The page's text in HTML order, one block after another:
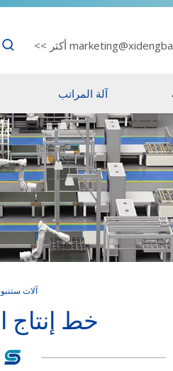
أكثر >>
آلة المراتب
آلات
خط إنتاج